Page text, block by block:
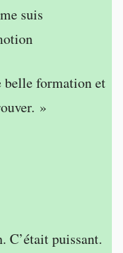
suis
formation et
»
puissant.